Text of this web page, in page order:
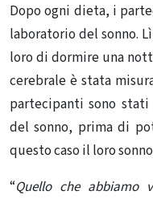
Dopo ogni dieta, i
laboratorio del sonno.
loro di dormire una
cerebrale è stata
partecipanti sono
del sonno, prima di
questo caso il loro
“Quello che abbiamo